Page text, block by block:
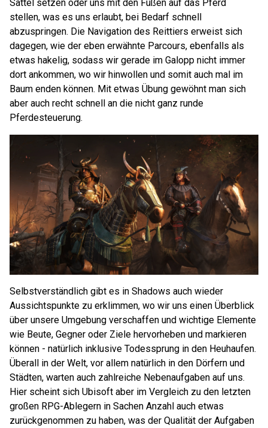
Sattel setzen oder uns mit den Füßen auf das Pferd
stellen, was es uns erlaubt, bei Bedarf schnell
abzuspringen. Die Navigation des Reittiers erweist sich
dagegen, wie der eben erwähnte Parcours, ebenfalls als
etwas hakelig, sodass wir gerade im Galopp nicht immer
dort ankommen, wo wir hinwollen und somit auch mal im
Baum enden können. Mit etwas Übung gewöhnt man sich
aber auch recht schnell an die nicht ganz runde
Pferdesteuerung.
Selbstverständlich gibt es in Shadows auch wieder
Aussichtspunkte zu erklimmen, wo wir uns einen Überblick
über unsere Umgebung verschaffen und wichtige Elemente
wie Beute, Gegner oder Ziele hervorheben und markieren
können - natürlich inklusive Todessprung in den Heuhaufen.
Überall in der Welt, vor allem natürlich in den Dörfern und
Städten, warten auch zahlreiche Nebenaufgaben auf uns.
Hier scheint sich Ubisoft aber im Vergleich zu den letzten
großen RPG-Ablegern in Sachen Anzahl auch etwas
zurückgenommen zu haben, was der Qualität der Aufgaben